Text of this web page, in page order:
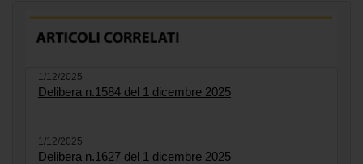
1/12/2025
Delibera n.1584 del 1 dicembre 2025
1/12/2025
Delibera n.1627 del 1 dicembre 2025